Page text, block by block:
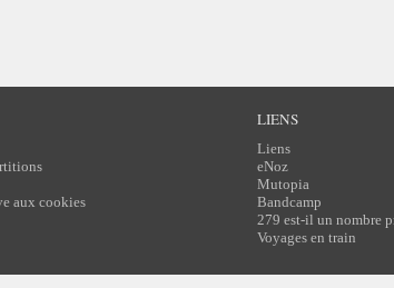
aux cookies
LIENS
Liens
eNoz
Mutopia
Bandcamp
279 est-il un nombre
Voyages en train